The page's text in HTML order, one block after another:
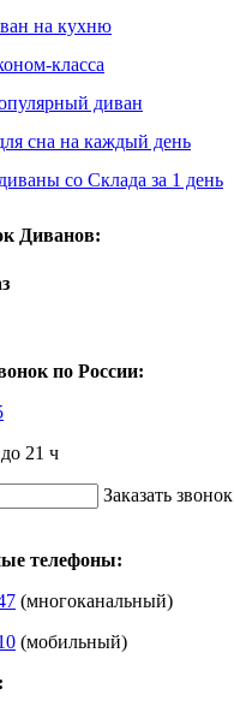
на кухню
класса
диван
сна на каждый день
со Склада за 1 день
Диванов:
по России:
21 ч
Заказать звонок
телефоны:
(многоканальный)
(мобильный)